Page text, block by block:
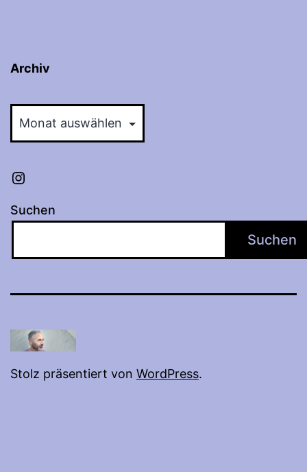
Archiv
Instagram
Suchen
Suchen
Stolz präsentiert von WordPress.